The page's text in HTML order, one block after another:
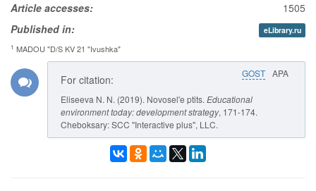
Article accesses:
1505
Published in:
eLibrary.ru
1 MADOU "D/S KV 21 "Ivushka"
GOST APA
For citation:
Eliseeva N. N. (2019). Novosel'e ptits. Educational
environment today: development strategy, 171-174.
Cheboksary: SCC "Interactive plus", LLC.